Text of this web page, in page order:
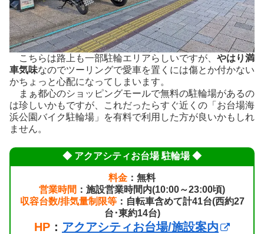
こちらは路上も一部駐輪エリアらしいですが、 やはり満
車気味なのでツーリングで愛車を置くには傷とか付かない
かちょっと心配になってしまいます。
まぁ都心のショッピングモールで無料の駐輪場があるの
は珍しいかもですが、これだったらすぐ近くの「お台場海
浜公園バイク駐輪場」を有料で利用した方が良いかもしれ
ません。
◆ アクアシティお台場 駐輪場 ◆
料金 ：無料
営業時間 ：施設営業時間内(10:00～23:00頃)
収容台数/排気量制限等：自転車含めて計41台(西約27
台･東約14台)
HP ： アクアシティお台場/施設案内